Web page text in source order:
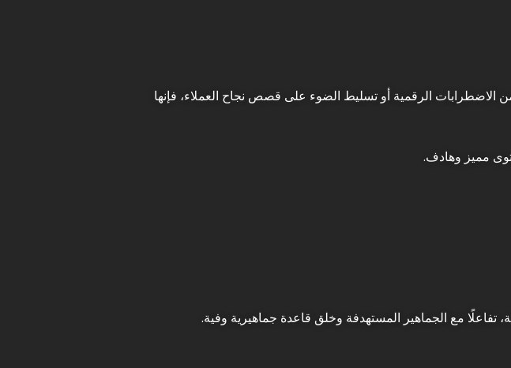
الاضطرابات الرقمية أو تسليط الضوء على قصص نجاح العملاء، فإنها
مميز وهادف.
تفاعلًا مع الجماهير المستهدفة وخلق قاعدة جماهيرية وفية.